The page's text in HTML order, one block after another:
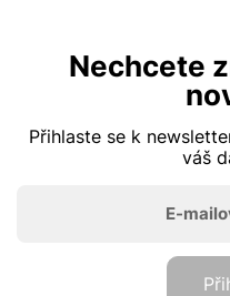
Nechcete
Přihlaste se k
váš
E-